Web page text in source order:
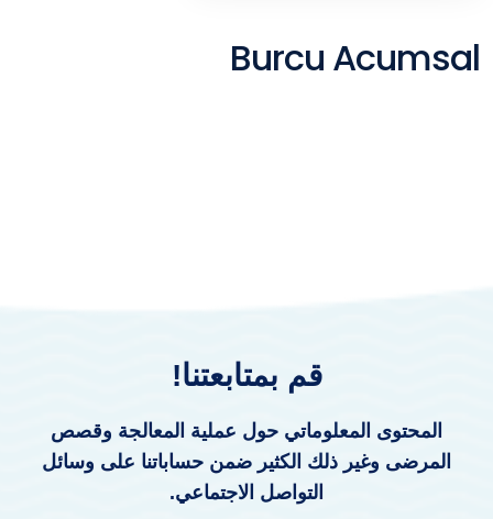
Burcu Acumsal
قم بمتابعتنا!
المحتوى المعلوماتي حول عملية المعالجة وقصص
المرضى وغير ذلك الكثير ضمن حساباتنا على وسائل
التواصل الاجتماعي.